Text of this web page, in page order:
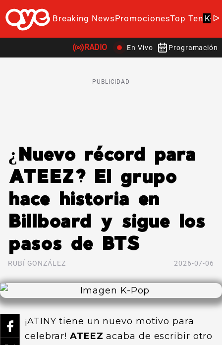
Breaking NewsPromocionesTop Ten K-
RADIO En Vivo Programación
PUBLICIDAD
¿Nuevo récord para
ATEEZ? El grupo
hace historia en
Billboard y sigue los
pasos de BTS
RUBÍ GONZÁLEZ 2026-07-06
¡ATINY tiene un nuevo motivo para
celebrar!ATEEZ acaba de escribir otro